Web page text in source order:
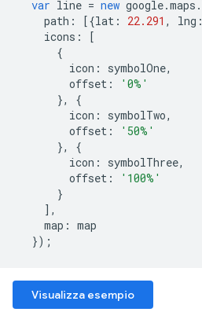
var line = new google.maps .
path : [{lat : 22.291 , lng :
icons :
[
{
icon : symbolOne,
offset :
'0%'
},
{
icon : symbolTwo,
offset :
'50%'
},
{
icon : symbolThree,
offset :
'100%'
}
],
map : map
});
Visualizza esempio